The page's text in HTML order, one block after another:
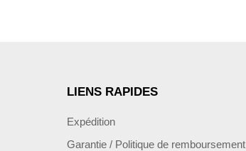
LIENS RAPIDES
Expédition
Garantie / Politique de remboursement